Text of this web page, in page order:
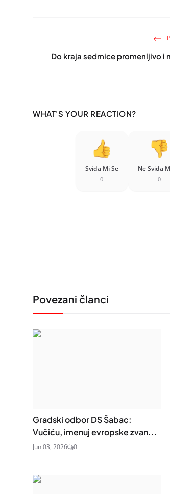
Do kraja sedmice promenljivo i
WHAT'S YOUR REACTION?
Sviđa Mi Se
0
Ne Sviđa
0
Povezani članci
Gradski odbor DS Šabac:
Vučiću, imenuj evropske zvan...
Jun 03, 2026 0